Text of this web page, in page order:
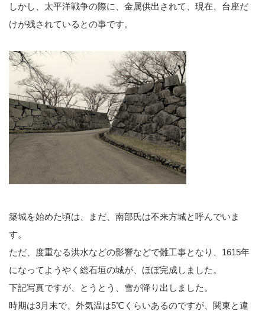
しかし、太平洋戦争の際に、金属供出されて、現在、台座だ
けが残されているとの事です。
築城を始めた頃は、まだ、南部氏は不来方城と呼んでいま
す。
ただ、度重なる洪水などの影響などで難工事となり、1615年
になってようやく総石垣の城が、ほぼ完成しました。
下記写真ですが、とうとう、雪が降り出しました。
時期は3月末で、外気温は5℃くらいあるのですが、関東と違